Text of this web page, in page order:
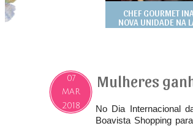
CHEF GOURMET
NOVA UNIDADE NA
07
MAR
2018
Mulheres
No Dia Internacional
Boavista Shopping